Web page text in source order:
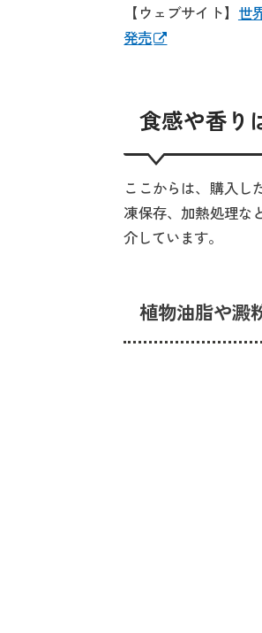
【ウェブサイト】 世
発売
食感や香り
ここからは、購入し
凍保存、加熱処理な
介しています。
植物油脂や澱